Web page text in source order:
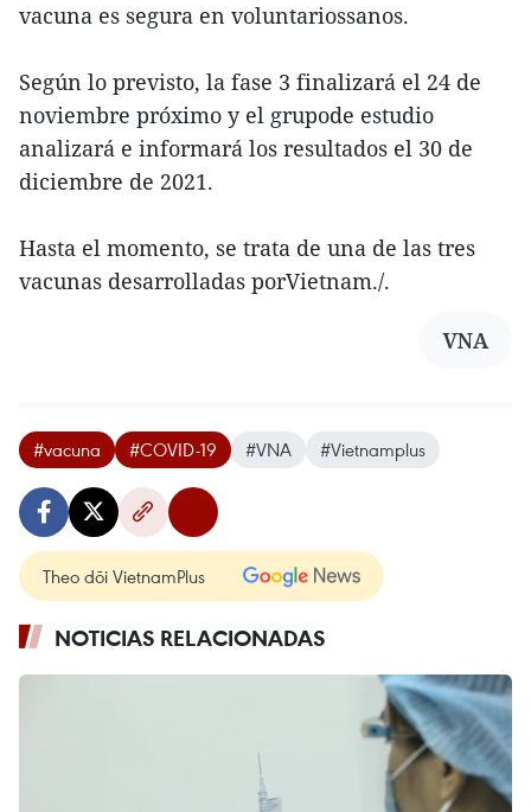
vacuna es segura en voluntariossanos.
Según lo previsto, la fase 3 finalizará el 24 de
noviembre próximo y el grupode estudio
analizará e informará los resultados el 30 de
diciembre de 2021.
Hasta el momento, se trata de una de las tres
vacunas desarrolladas porVietnam./.
VNA
#vacuna #COVID-19 #VNA #Vietnamplus
Theo dõi VietnamPlus
NOTICIAS RELACIONADAS